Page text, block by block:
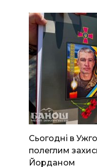
Сьогодні в
полеглим
Йорданом